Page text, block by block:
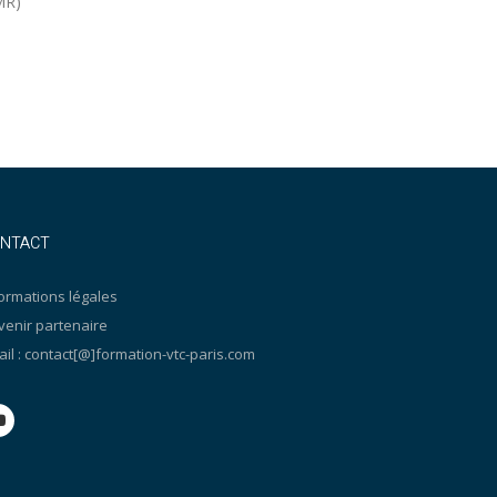
légales
partenaire
: contact[@]formation-vtc-paris.com